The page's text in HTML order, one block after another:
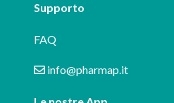
Supporto
FAQ
info@pharmap.it